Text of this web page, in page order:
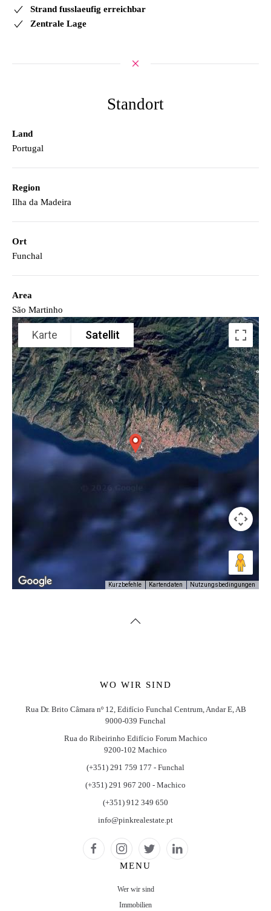
Strand fusslaeufig erreichbar
Zentrale Lage
Standort
Land
Portugal
Region
Ilha da Madeira
Ort
Funchal
Area
São Martinho
Karte Satellit
Kurzbefehle Kartendaten Nutzungsbedingungen
WO WIR SIND
Rua Dr. Brito Câmara nº 12, Edifício Funchal Centrum, Andar E, AB
9000-039 Funchal
Rua do Ribeirinho Edifício Forum Machico
9200-102 Machico
(+351) 291 759 177 - Funchal
(+351) 291 967 200 - Machico
(+351) 912 349 650
info@pinkrealestate.pt
MENU
Wer wir sind
Immobilien